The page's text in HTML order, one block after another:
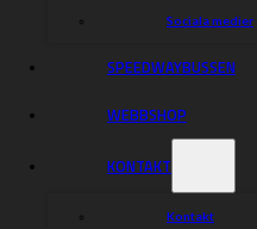
Sociala medier
SPEEDWAYBUSSEN
WEBBSHOP
KONTAKT
Kontakt